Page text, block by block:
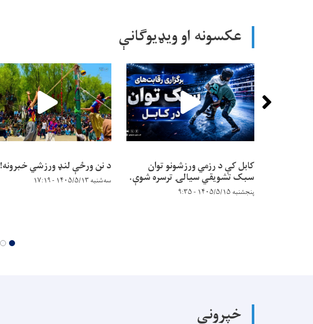
عکسونه او ویډیوګانې
کابل کې د رزمي ورزشونو توان
سبک تشويقي سیالۍ ترسره شوې.
پنجشنبه ۱۴۰۵/۵/۱۵ - ۹:۳۵
د نن ورځې لنډ ورزشي خبرونه!
سه‌شنبه ۱۴۰۵/۵/۱۳ - ۱۷:۱۹
خپرونې